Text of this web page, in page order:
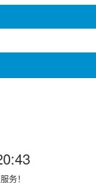
务！